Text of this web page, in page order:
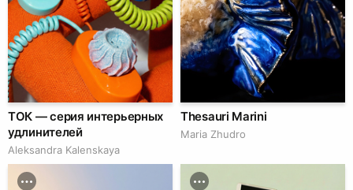
ТОК — серия интерьерных
удлинителей
Aleksandra Kalenskaya
Thesauri Marini
Maria Zhudro